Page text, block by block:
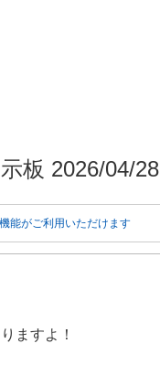
板 2026/04/
能がご利用いただけます
ますよ！